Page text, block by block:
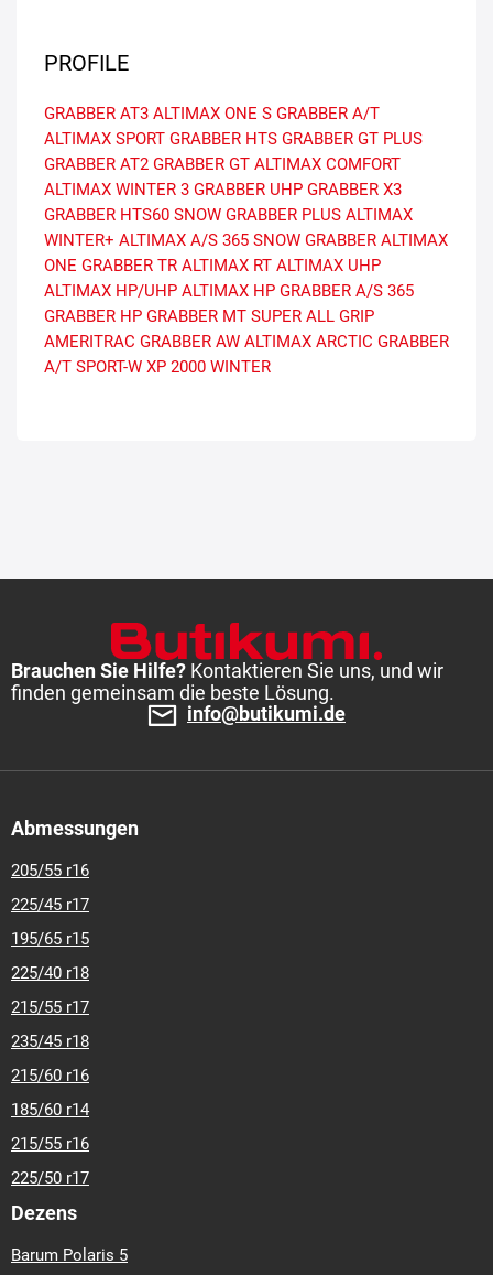
PROFILE
GRABBER AT3 ALTIMAX ONE S GRABBER A/T
ALTIMAX SPORT GRABBER HTS GRABBER GT PLUS
GRABBER AT2 GRABBER GT ALTIMAX COMFORT
ALTIMAX WINTER 3 GRABBER UHP GRABBER X3
GRABBER HTS60 SNOW GRABBER PLUS ALTIMAX
WINTER+ ALTIMAX A/S 365 SNOW GRABBER ALTIMAX
ONE GRABBER TR ALTIMAX RT ALTIMAX UHP
ALTIMAX HP/UHP ALTIMAX HP GRABBER A/S 365
GRABBER HP GRABBER MT SUPER ALL GRIP
AMERITRAC GRABBER AW ALTIMAX ARCTIC GRABBER
A/T SPORT-W XP 2000 WINTER
Brauchen Sie Hilfe? Kontaktieren Sie uns, und wir
finden gemeinsam die beste Lösung.
info@butikumi.de
Abmessungen
205/55 r16
225/45 r17
195/65 r15
225/40 r18
215/55 r17
235/45 r18
215/60 r16
185/60 r14
215/55 r16
225/50 r17
Dezens
Barum Polaris 5